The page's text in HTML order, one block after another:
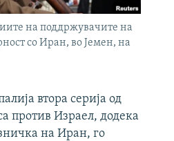
на поддржувачите на
со Иран, во Јемен, на
втора серија од
против Израел, додека
на Иран, го